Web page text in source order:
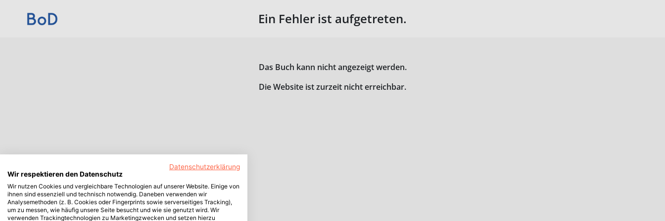
Ein Fehler ist aufgetreten.
Das Buch kann nicht angezeigt werden.
Die Website ist zurzeit nicht erreichbar.
Datenschutzerklärung
Wir respektieren den Datenschutz
Wir nutzen Cookies und vergleichbare Technologien auf unserer Website. Einige von
ihnen sind essenziell und technisch notwendig. Daneben verwenden wir
Analysemethoden (z. B. Cookies oder Fingerprints sowie serverseitiges Tracking),
um zu messen, wie häufig unsere Seite besucht und wie sie genutzt wird. Wir
verwenden Trackingtechnologien zu Marketingzwecken und setzen hierzu